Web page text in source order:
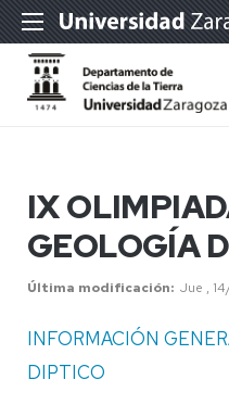
IX
GEOLOGÍA
Última modificación Jue ,
INFORMACIÓN
DIPTICO